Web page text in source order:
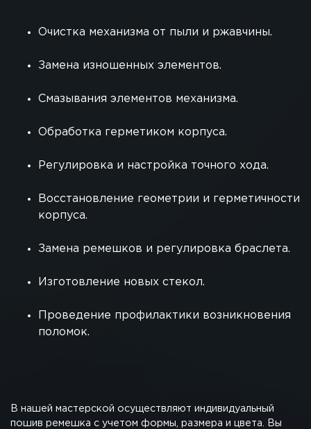
Очистка механизма от пыли и ржавчины.
Замена изношенных элементов.
Смазывания элементов механизма.
Обработка герметиком корпуса.
Регулировка и настройка точного хода.
Восстановление геометрии и герметичности
корпуса.
Замена ремешков и регулировка браслета.
Изготовление новых стекол.
Проведение профилактики возникновения
поломок.
В нашей мастерской осуществляют индивидуальный
пошив ремешка с учетом формы, размера и цвета. Вы